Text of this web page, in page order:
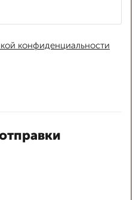
конфиденциальности